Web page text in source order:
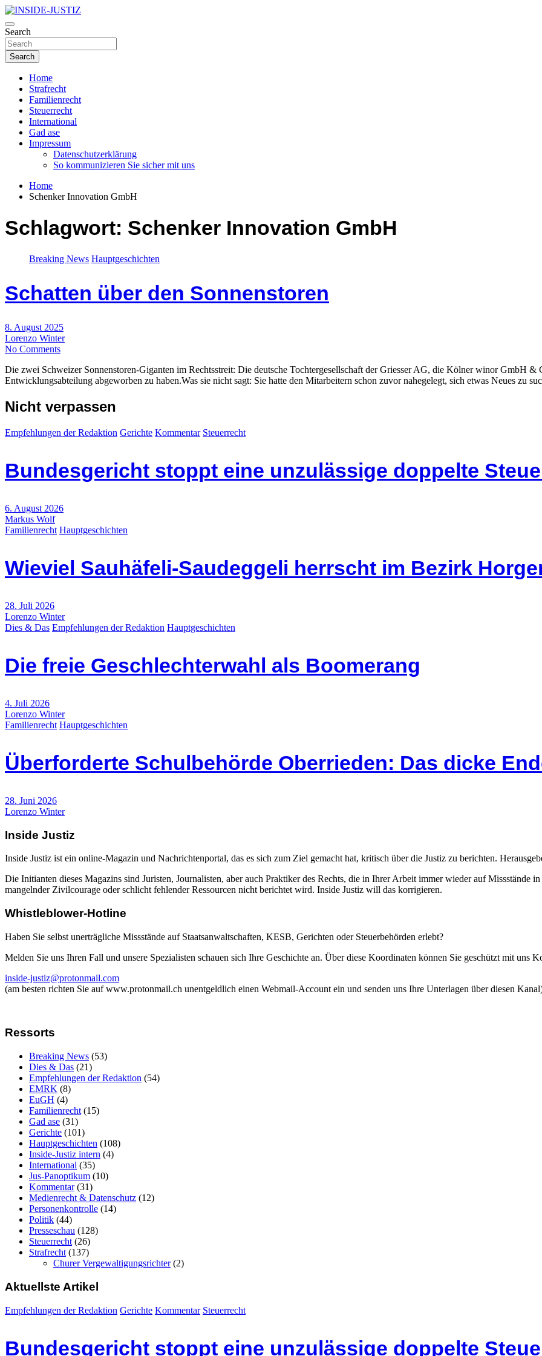
Skip
to
content
INSIDE-JUSTIZ
Investigativer Journalismus zur Dritten Gewalt
Search
Search
Home
Strafrecht
Familienrecht
Steuerrecht
International
Gad ase
Impressum
Datenschutzerklärung
So kommunizieren Sie sicher mit uns
Home
Schenker Innovation GmbH
Schlagwort: Schenker Innovation GmbH
Breaking News Hauptgeschichten
Schatten über den Sonnenstoren
8. August 2025
Lorenzo Winter
No Comments
Die zwei Schweizer Sonnenstoren-Giganten im Rechtsstreit: Die deutsche Tochtergesellschaft der Griesser AG, die Kölner winor GmbH
Entwicklungsabteilung abgeworben zu haben.Was sie nicht sagt: Sie hatte den Mitarbeitern schon zuvor nahegelegt, sich etwas Neues zu
Nicht verpassen
Empfehlungen der Redaktion Gerichte Kommentar Steuerrecht
Bundesgericht stoppt eine unzulässige doppelte
6. August 2026
Markus Wolf
Familienrecht Hauptgeschichten
Wieviel Sauhäfeli-Saudeggeli herrscht im Bezirk
28. Juli 2026
Lorenzo Winter
Dies & Das Empfehlungen der Redaktion Hauptgeschichten
Die freie Geschlechterwahl als Boomerang
4. Juli 2026
Lorenzo Winter
Familienrecht Hauptgeschichten
Überforderte Schulbehörde Oberrieden: Das dicke
28. Juni 2026
Lorenzo Winter
Inside Justiz
Inside Justiz ist ein online-Magazin und Nachrichtenportal, das es sich zum Ziel gemacht hat, kritisch über die Justiz zu berichten.
Die Initianten dieses Magazins sind Juristen, Journalisten, aber auch Praktiker des Rechts, die in Ihrer Arbeit immer wieder auf Missstände
mangelnder Zivilcourage oder schlicht fehlender Ressourcen nicht berichtet wird. Inside Justiz will das korrigieren.
Whistleblower-Hotline
Haben Sie selbst unerträgliche Missstände auf Staatsanwaltschaften, KESB, Gerichten oder Steuerbehörden erlebt?
Melden Sie uns Ihren Fall und unsere Spezialisten schauen sich Ihre Geschichte an. Über diese Koordinaten können Sie geschützt mit uns
inside-justiz@protonmail.com
(am besten richten Sie auf www.protonmail.ch unentgeldlich einen Webmail-Account ein und senden uns Ihre Unterlagen über diesen
Ressorts
Breaking News (53)
Dies & Das (21)
Empfehlungen der Redaktion (54)
EMRK (8)
EuGH (4)
Familienrecht (15)
Gad ase (31)
Gerichte (101)
Hauptgeschichten (108)
Inside-Justiz intern (4)
International (35)
Jus-Panoptikum (10)
Kommentar(31)
Medienrecht & Datenschutz (12)
Personenkontrolle (14)
Politik (44)
Presseschau (128)
Steuerrecht (26)
Strafrecht (137)
Churer Vergewaltigungsrichter(2)
Aktuellste Artikel
Empfehlungen der Redaktion Gerichte Kommentar Steuerrecht
Bundesgericht stoppt eine unzulässige doppelte